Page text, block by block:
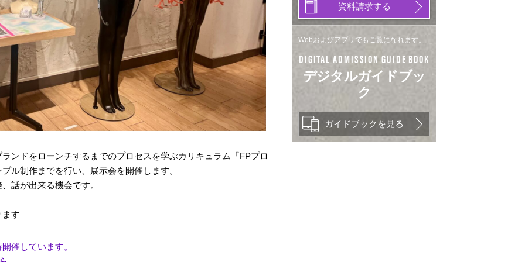
ンドをローンチするまでのプロセスを学ぶカリキュラム『FPプロ
ル制作までを行い、展示会を開催します。
話が出来る機会です。
す
催しています。
資料請求する
Webおよびアプリでもご覧になれます。
DIGITAL ADMISSION GUIDE BOOK
デジタルガイドブッ
ク
ガイドブックを見る